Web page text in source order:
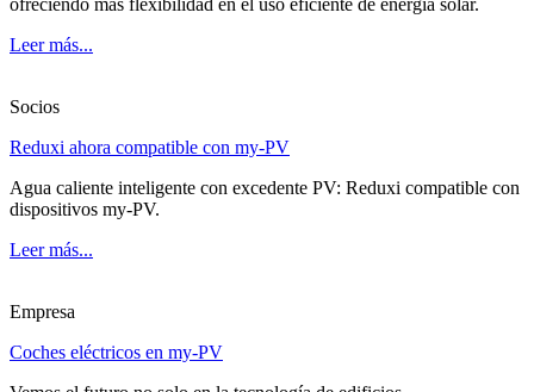
Leer más...
Socios
Reduxi ahora compatible con my-PV
Agua caliente inteligente con excedente PV: Reduxi compatible con
dispositivos my-PV.
Leer más...
Empresa
Coches eléctricos en my-PV